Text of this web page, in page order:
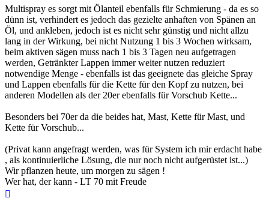
Multispray es sorgt mit Ölanteil ebenfalls für Schmierung - da es so
dünn ist, verhindert es jedoch das gezielte anhaften von Spänen an
Öl, und ankleben, jedoch ist es nicht sehr günstig und nicht allzu
lang in der Wirkung, bei nicht Nutzung 1 bis 3 Wochen wirksam,
beim aktiven sägen muss nach 1 bis 3 Tagen neu aufgetragen
werden, Getränkter Lappen immer weiter nutzen reduziert
notwendige Menge - ebenfalls ist das geeignete das gleiche Spray
und Lappen ebenfalls für die Kette für den Kopf zu nutzen, bei
anderen Modellen als der 20er ebenfalls für Vorschub Kette...
Besonders bei 70er da die beides hat, Mast, Kette für Mast, und
Kette für Vorschub...
(Privat kann angefragt werden, was für System ich mir erdacht habe
, als kontinuierliche Lösung, die nur noch nicht aufgerüstet ist...)
Wir pflanzen heute, um morgen zu sägen !
Wer hat, der kann - LT 70 mit Freude